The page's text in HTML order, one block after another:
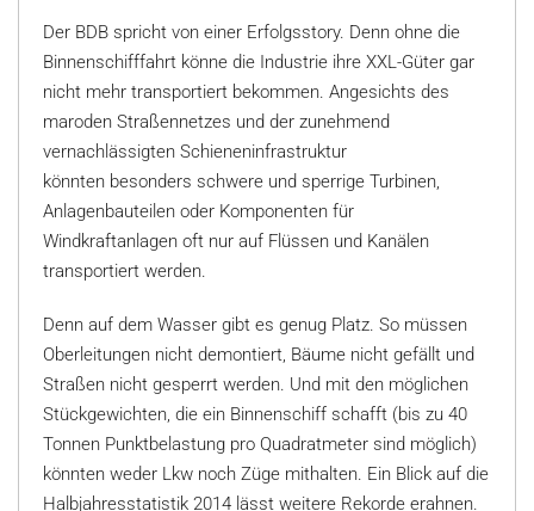
Der BDB spricht von einer Erfolgsstory. Denn ohne die
Binnenschifffahrt könne die Industrie ihre XXL-Güter gar
nicht mehr transportiert bekommen. Angesichts des
maroden Straßennetzes und der zunehmend
vernachlässigten Schieneninfrastruktur
könnten besonders schwere und sperrige Turbinen,
Anlagenbauteilen oder Komponenten für
Windkraftanlagen oft nur auf Flüssen und Kanälen
transportiert werden.
Denn auf dem Wasser gibt es genug Platz. So müssen
Oberleitungen nicht demontiert, Bäume nicht gefällt und
Straßen nicht gesperrt werden. Und mit den möglichen
Stückgewichten, die ein Binnenschiff schafft (bis zu 40
Tonnen Punktbelastung pro Quadratmeter sind möglich)
könnten weder Lkw noch Züge mithalten. Ein Blick auf die
Halbjahresstatistik 2014 lässt weitere Rekorde erahnen.